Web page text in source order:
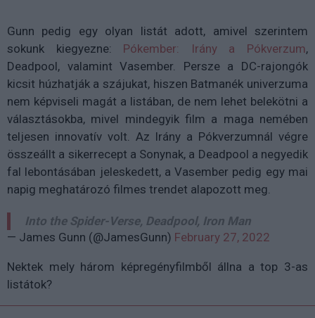
Gunn pedig egy olyan listát adott, amivel szerintem
sokunk kiegyezne: Pókember: Irány a Pókverzum,
Deadpool, valamint Vasember. Persze a DC-rajongók
kicsit húzhatják a szájukat, hiszen Batmanék univerzuma
nem képviseli magát a listában, de nem lehet belekötni a
választásokba, mivel mindegyik film a maga nemében
teljesen innovatív volt. Az Irány a Pókverzumnál végre
összeállt a sikerrecept a Sonynak, a Deadpool a negyedik
fal lebontásában jeleskedett, a Vasember pedig egy mai
napig meghatározó filmes trendet alapozott meg.
Into the Spider-Verse, Deadpool, Iron Man
— James Gunn (@JamesGunn) February 27, 2022
Nektek mely három képregényfilmből állna a top 3-as
listátok?